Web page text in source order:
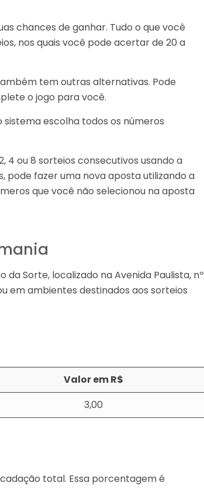
chances de ganhar. Tudo o que você
nos quais você pode acertar de 20 a
tem outras alternativas. Pode
o jogo para você.
escolha todos os números
4 ou 8 sorteios consecutivos usando a
pode fazer uma nova aposta utilizando a
que você não selecionou na aposta
Sorte, localizado na Avenida Paulista, nº
em ambientes destinados aos sorteios
Valor em R$
3,00​​
total. Essa porcentagem é